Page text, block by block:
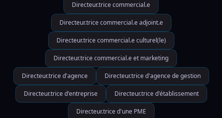
Directeur.trice commercial.e
Directeur.trice commercial.e adjoint.e
Directeur.trice commercial.e culturel(le)
Directeur.trice commercial.e et marketing
Directeur.trice d'agence Directeur.trice d'agence de gestion
Directeur.trice d'entreprise Directeur.trice d'établissement
Directeur.trice d'une PME